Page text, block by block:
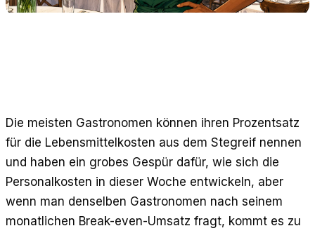
Blog
LOS GEHT’S
Preise
Karriere
Die meisten Gastronomen können ihren Prozentsatz
für die Lebensmittelkosten aus dem Stegreif nennen
und haben ein grobes Gespür dafür, wie sich die
Personalkosten in dieser Woche entwickeln, aber
wenn man denselben Gastronomen nach seinem
monatlichen Break-even-Umsatz fragt, kommt es zu